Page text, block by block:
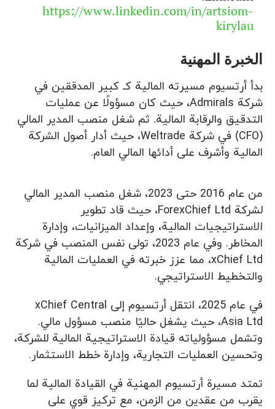
https://www.linkedin.com/in/artsiom-
kirylau
الخبرة المهنية
بدأ أرتسيوم مسيرته المالية كـ كبير المدققين في
شركة Admirals، حيث كان مسؤولًا عن عمليات
التدقيق والرقابة المالية. ثم شغل منصب المدير المالي
(CFO) في شركة Weltrade، حيث أدار أصول الشركة
المالية وأشرف على أدائها المالي العام.
من عام 2016 حتى 2023، شغل منصب المدير المالي
لشركة ForexChief Ltd، حيث قاد تطوير
الاستراتيجيات المالية، وإعداد الميزانيات، وإدارة
المخاطر. وفي عام 2023، تولى نفس المنصب في شركة
xChief Ltd، مما عزز خبرته في العمليات المالية
والتخطيط الاستراتيجي.
في عام 2025، انتقل أرتسيوم إلى xChief Central
Asia Ltd، حيث يشغل حاليًا منصب مسؤول مالي.
وتشمل مسؤولياته قيادة الاستراتيجية المالية للشركة،
وتحسين العمليات التجارية، وإدارة خطط الاستثمار.
تمتد مسيرة أرتسيوم المهنية في القيادة المالية لما
يقرب من عقدين من الزمن، مع تركيز قوي على